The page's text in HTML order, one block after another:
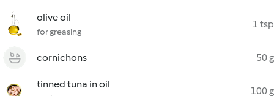
olive oil
for greasing
1 tsp
cornichons 50 g
tinned tuna in oil
100 g